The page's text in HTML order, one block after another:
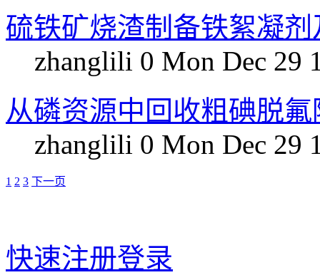
硫铁矿烧渣制备铁絮凝
zhanglili 0 Mon Dec 29
从磷资源中回收粗碘脱
zhanglili 0 Mon Dec 29
1 2 3 下一页
快速注册登录